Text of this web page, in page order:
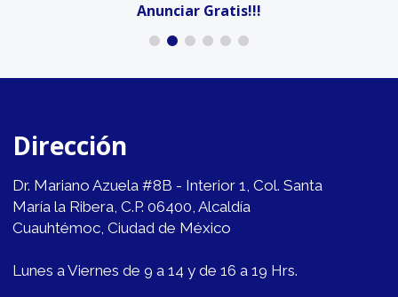
Anunciar Gratis!!!
Dirección
Dr. Mariano Azuela #8B - Interior 1, Col. Santa
María la Ribera, C.P. 06400, Alcaldía
Cuauhtémoc, Ciudad de México
Lunes a Viernes de 9 a 14 y de 16 a 19 Hrs.